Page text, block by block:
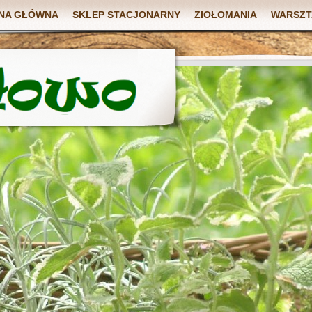
GŁÓWNA SKLEP STACJONARNY ZIOŁOMANIA